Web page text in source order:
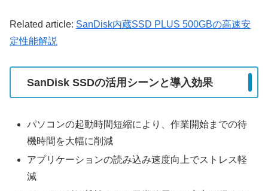
Related article: SanDisk内蔵SSD PLUS 500GBの高速安
定性能解説
SanDisk SSDの活用シーンと導入効果
パソコンの起動時間短縮により、作業開始までの待
機時間を大幅に削減
アプリケーションの読み込み速度向上でストレス軽
減